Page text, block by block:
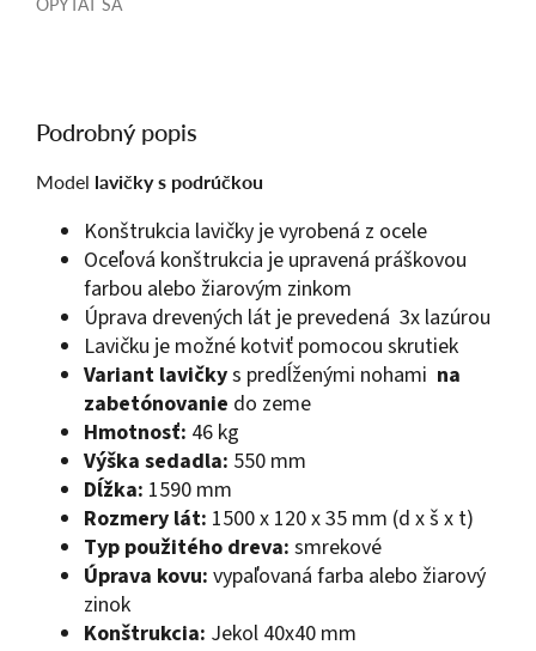
Podrobný popis
Model lavičky s podrúčkou
Konštrukcia lavičky je vyrobená z ocele
Oceľová konštrukcia je upravená práškovou
farbou alebo žiarovým zinkom
Úprava drevených lát je prevedená 3x lazúrou
Lavičku je možné kotviť pomocou skrutiek
Variant lavičkys predĺženými nohami na
zabetónovanie do zeme
Hmotnosť: 46 kg
Výška sedadla: 550 mm
Dĺžka: 1590 mm
Rozmery lát: 1500 x 120 x 35 mm (d x š x t)
Typ použitého dreva: smrekové
Úprava kovu: vypaľovaná farba alebo žiarový
zinok
Konštrukcia: Jekol 40x40 mm